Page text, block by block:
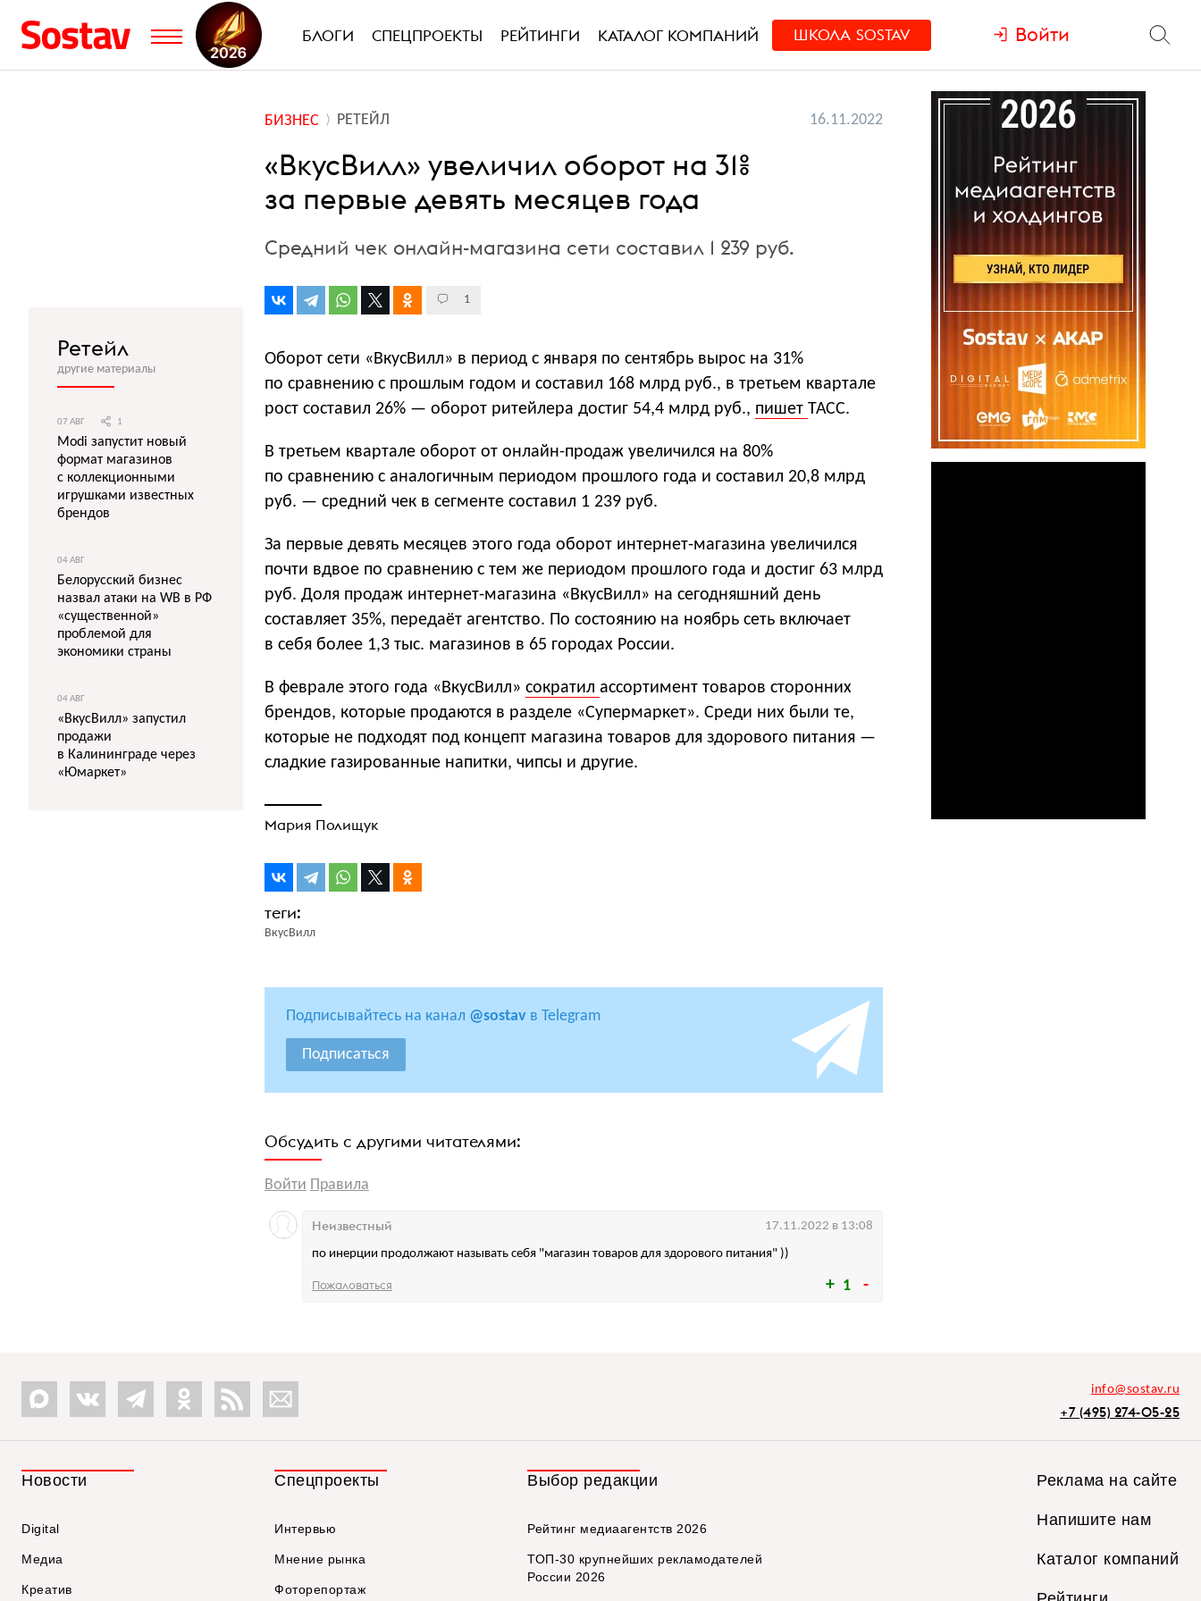
БЛОГИ СПЕЦПРОЕКТЫ РЕЙТИНГИ КАТАЛОГ КОМПАНИЙ ШКОЛА SOSTAV Войти
БИЗНЕС РЕТЕЙЛ 16.11.2022
«ВкусВилл» увеличил оборот на 31%
за первые девять месяцев года
Средний чек онлайн-магазина сети составил 1 239 руб.
1
Оборот сети «ВкусВилл» в период с января по сентябрь вырос на 31%
по сравнению с прошлым годом и составил 168 млрд руб., в третьем квартале
рост составил 26% — оборот ритейлера достиг 54,4 млрд руб., пишет ТАСС.
В третьем квартале оборот от онлайн-продаж увеличился на 80%
по сравнению с аналогичным периодом прошлого года и составил 20,8 млрд
руб. — средний чек в сегменте составил 1 239 руб.
За первые девять месяцев этого года оборот интернет-магазина увеличился
почти вдвое по сравнению с тем же периодом прошлого года и достиг 63 млрд
руб. Доля продаж интернет-магазина «ВкусВилл» на сегодняшний день
составляет 35%, передаёт агентство. По состоянию на ноябрь сеть включает
в себя более 1,3 тыс. магазинов в 65 городах России.
В феврале этого года «ВкусВилл» сократил ассортимент товаров сторонних
брендов, которые продаются в разделе «Супермаркет». Среди них были те,
которые не подходят под концепт магазина товаров для здорового питания —
сладкие газированные напитки, чипсы и другие.
Мария Полищук
ВкусВилл
Подписывайтесь на канал @sostav в Telegram
Подписаться
Обсудить с другими читателями:
Войти Правила
1
по инерции продолжают называть себя "магазин товаров для здорового питания" ))
Неизвестный 17.11.2022 в 13:08
Пожаловаться
Ретейл
другие материалы
07 АВГ 1
Modi запустит новый
формат магазинов
с коллекционными
игрушками известных
брендов
04 АВГ
Белорусский бизнес
назвал атаки на WB в РФ
«существенной»
проблемой для
экономики страны
04 АВГ
«ВкусВилл» запустил
продажи
в Калининграде через
«Юмаркет»
info@sostav.ru
+7 (495) 274-05-25
Новости
Digital
Медиа
Креатив
Спецпроекты
Интервью
Мнение рынка
Фоторепортаж
Выбор редакции
Рейтинг медиаагентств 2026
ТОП-30 крупнейших рекламодателей
России 2026
Реклама на сайте
Напишите нам
Каталог компаний